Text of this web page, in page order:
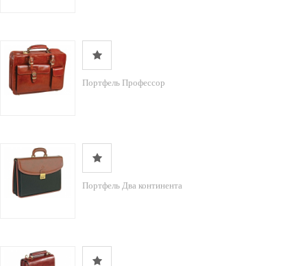
Портфель Профессор
Портфель Два континента